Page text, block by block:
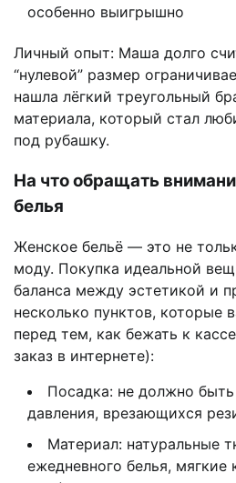
особенно выигрышно
Личный опыт: Маша долго
“нулевой” размер
нашла лёгкий треугольный
материала, который стал
под рубашку.
На что обращать
белья
Женское бельё — это не
моду. Покупка идеальной
баланса между эстетикой и
несколько пунктов, которые
перед тем, как бежать к
заказ в интернете):
Посадка: не должно
давления, врезающихся
Материал: натуральные
ежедневного белья, мягкие